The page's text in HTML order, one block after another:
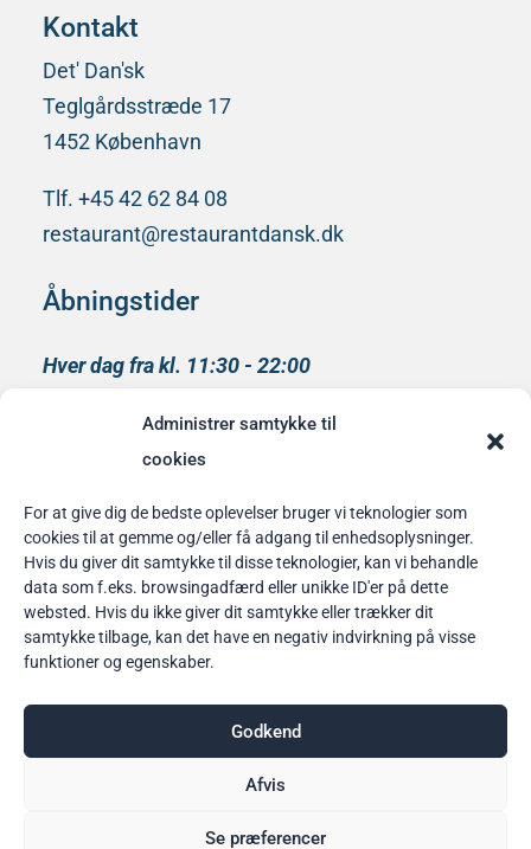
Administrer samtykke til
cookies
For at give dig de bedste oplevelser bruger vi teknologier som
cookies til at gemme og/eller få adgang til enhedsoplysninger.
Hvis du giver dit samtykke til disse teknologier, kan vi behandle
data som f.eks. browsingadfærd eller unikke ID'er på dette
websted. Hvis du ikke giver dit samtykke eller trækker dit
samtykke tilbage, kan det have en negativ indvirkning på visse
funktioner og egenskaber.
Godkend
Afvis
Se præferencer
Kontakt
Det' Dan'sk
Teglgårdsstræde 17
1452 København
Tlf. +45 42 62 84 08
restaurant@restaurantdansk.dk
Åbningstider
Hver dag fra kl. 11:30 - 22:00
medlem af
Bordbestilling
her